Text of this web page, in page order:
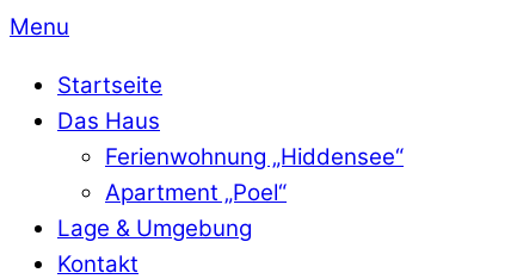
Menu
Startseite
Das Haus
Ferienwohnung „Hiddensee“
Apartment „Poel“
Lage & Umgebung
Kontakt